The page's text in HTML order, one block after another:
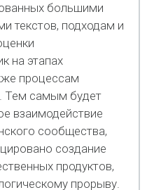
большими
текстов, подходам и
на этапах
процессам
Тем самым будет
взаимодействие
сообщества,
создание
продуктов,
прорыву.